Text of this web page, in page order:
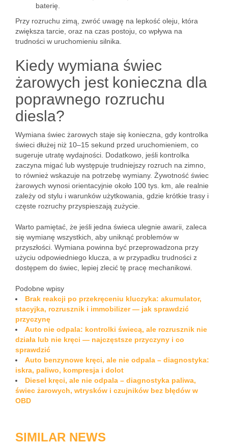
baterię.
Przy rozruchu zimą, zwróć uwagę na lepkość oleju, która
zwiększa tarcie, oraz na czas postoju, co wpływa na
trudności w uruchomieniu silnika.
Kiedy wymiana świec
żarowych jest konieczna dla
poprawnego rozruchu
diesla?
Wymiana świec żarowych staje się konieczna, gdy kontrolka
świeci dłużej niż 10–15 sekund przed uruchomieniem, co
sugeruje utratę wydajności. Dodatkowo, jeśli kontrolka
zaczyna migać lub występuje trudniejszy rozruch na zimno,
to również wskazuje na potrzebę wymiany. Żywotność świec
żarowych wynosi orientacyjnie około 100 tys. km, ale realnie
zależy od stylu i warunków użytkowania, gdzie krótkie trasy i
częste rozruchy przyspieszają zużycie.
Warto pamiętać, że jeśli jedna świeca ulegnie awarii, zaleca
się wymianę wszystkich, aby uniknąć problemów w
przyszłości. Wymiana powinna być przeprowadzona przy
użyciu odpowiedniego klucza, a w przypadku trudności z
dostępem do świec, lepiej zlecić tę pracę mechanikowi.
Podobne wpisy
Brak reakcji po przekręceniu kluczyka: akumulator,
stacyjka, rozrusznik i immobilizer — jak sprawdzić
przyczynę
Auto nie odpala: kontrolki świecą, ale rozrusznik nie
działa lub nie kręci — najczęstsze przyczyny i co
sprawdzić
Auto benzynowe kręci, ale nie odpala – diagnostyka:
iskra, paliwo, kompresja i dolot
Diesel kręci, ale nie odpala – diagnostyka paliwa,
świec żarowych, wtrysków i czujników bez błędów w
OBD
SIMILAR NEWS